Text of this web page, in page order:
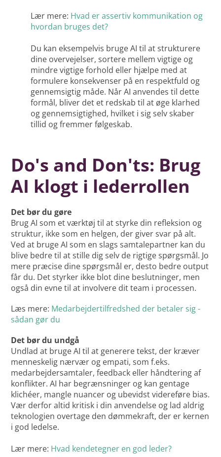
Lær mere: Hvad er assertiv kommunikation og
hvordan bruges det?
Du kan eksempelvis bruge AI til at strukturere
dine overvejelser, sortere mellem vigtige og
mindre vigtige forhold eller hjælpe med at
formulere konsekvenser på en respektfuld og
gennemsigtig måde. Når AI anvendes til dette
formål, bliver det et redskab til at øge klarhed
og gennemsigtighed, hvilket i sig selv skaber
tillid og fremmer følgeskab.
Do's and Don'ts: Brug
AI klogt i lederrollen
Det bør du gøre
Brug AI som et værktøj til at styrke din refleksion og
struktur, ikke som en helgen, der giver svar på alt.
Ved at bruge AI som en slags samtalepartner kan du
blive bedre til at stille dig selv de rigtige spørgsmål. Jo
mere præcise dine spørgsmål er, desto bedre output
får du. Det styrker ikke blot dine beslutninger, men
også din evne til at involvere dit team i processen.
Læs mere: Medarbejdertilfredshed der betaler sig -
sådan gør du
Det bør du undgå
Undlad at bruge AI til at generere tekst, der kræver
menneskelig nærvær og empati, som f.eks.
medarbejdersamtaler, feedback eller håndtering af
konflikter. AI har begrænsninger og kan gentage
klichéer, mangle nuancer og ubevidst videreføre bias.
Vær derfor altid kritisk i din anvendelse og lad aldrig
teknologien overtage den dømmekraft, der er kernen
i god ledelse.
Lær mere: Hvad kendetegner en god leder?